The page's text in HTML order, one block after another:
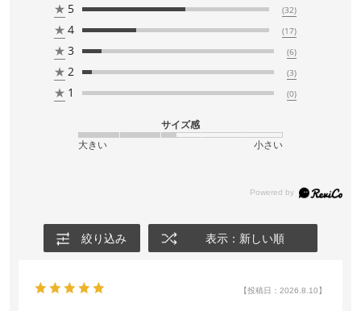
★ 5 (32)
★ 4 (17)
★ 3 (6)
★ 2 (3)
★ 1 (0)
サイズ感
大きい
小さい
絞り込み 表示：新しい順
【投稿日：2026.8.10】